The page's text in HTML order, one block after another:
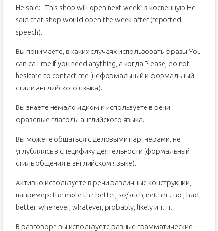
He said: “This shop will open next week” в косвенную He
said that shop would open the week after (reported
speech).
Вы понимаете, в каких случаях использовать фразы You
can call me if you need anything, а когда Please, do not
hesitate to contact me (неформальный и формальный
стили английского языка).
Вы знаете немало идиом и используете в речи
фразовые глаголы английского языка.
Вы можете общаться с деловыми партнерами, не
углубляясь в специфику деятельности (формальный
стиль общения в английском языке).
Активно используете в речи различные конструкции,
например: the more the better, so/such, neither . nor, had
better, whenever, whatever, probably, likely и т. п.
В разговоре вы используете разные грамматические